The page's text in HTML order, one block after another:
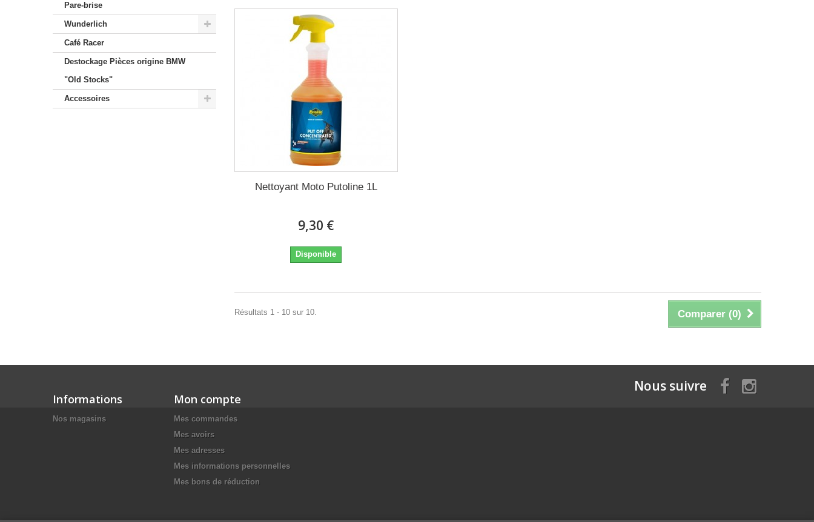
Pare-brise
Wunderlich
Café Racer
Destockage Pièces origine BMW
"Old Stocks"
Accessoires
Nettoyant Moto Putoline 1L
9,30 €
Disponible
Comparer (0)
Résultats 1 - 10 sur 10.
Informations
Nos magasins
Mon compte
Mes commandes
Mes avoirs
Mes adresses
Mes informations personnelles
Mes bons de réduction
Nous suivre